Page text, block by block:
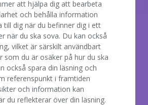
att hjälpa dig att bearbeta
och behålla information
till dig när du befinner dig i ett
när du ska sova. Du kan också
vilket är särskilt användbart
som du är osäker på hur du ska
också spara din läsning och
referenspunkt i framtiden
och information kan
du reflekterar över din läsning.